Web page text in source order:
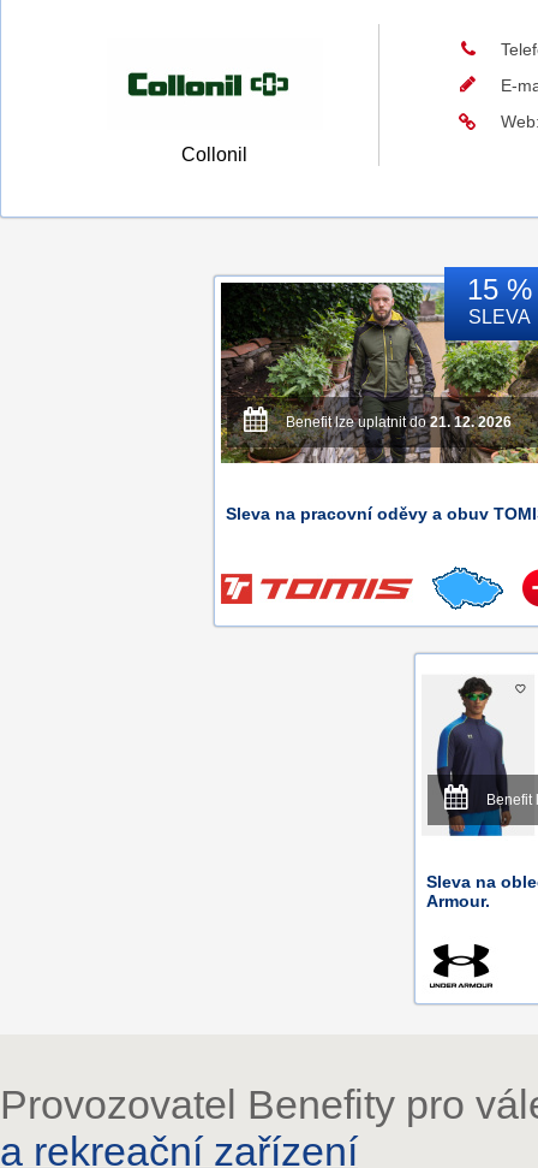
Collonil
E-
15 %
SLEVA
Benefit lze uplatnit do21. 12. 2026
Sleva na pracovní oděvy a obuv
Sleva na
Armour.
Provozovatel Benefity pro
a rekreační zařízení